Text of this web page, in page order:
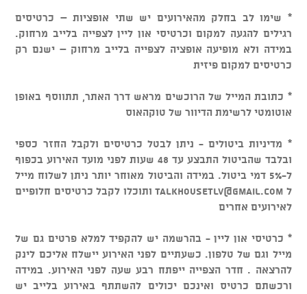
* שימו לב בחלק מהאירועים יש שתי אופציות – כרטיסים
רגילים להגעה למקום וכרטיסי און ליין לצפייה בלייב מרחוק.
במידה ולא מופיעה אופציה לצפייה בלייב מרחוק – ישנם רק
כרטיסים למקום פיזית
* כתובת המייל של הרוכשים מראש דרך האתר, תתווסף באופן
אוטומטי לרשימת הדיוור של טוקהאוס
* מדיניות ביטולים - ניתן לבטל כרטיסים ולקבל החזר כספי
ובלבד שהביטול התבצע עד 48 שעות לפני מועד האירוע בכפוף
ל-5% דמי ביטול. במידה והביטול מאוחר יותר ניתן לשלוח מייל
ל talkhousetlv@gmail.comותוכלו לקבל כרטיסים חלופיים
לאירועים אחרים
* כרטיסי און ליין - בהרשמה יש להקפיד למלא פרטים גם של
מייל וגם של טלפון. כשעתיים לפני האירוע יישלח אליכם לינק
להרצאה . חדר הצפייה ייפתח רבע שעה לפני האירוע. במידה
ורכשתם כרטיס ואינכם יכולים להשתתף באירוע בלייב יש